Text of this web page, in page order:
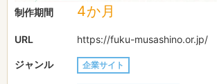
制作期間 4か月
URL https://fuku-musashino.or.jp/
ジャンル 企業サイト